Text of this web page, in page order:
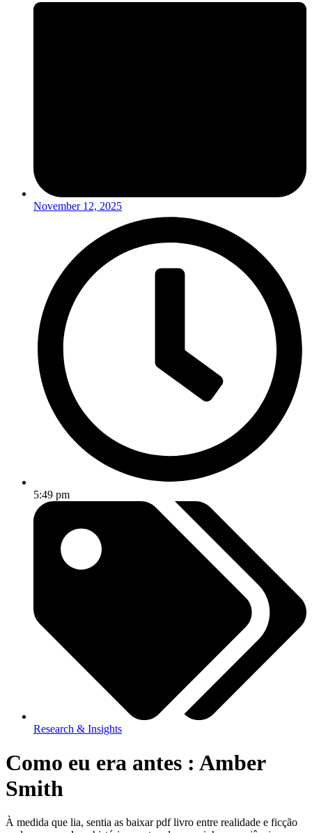
November 12, 2025
5:49 pm
Research & Insights
Como eu era antes : Amber
Smith
À medida que lia, sentia as baixar pdf livro entre realidade e ficção